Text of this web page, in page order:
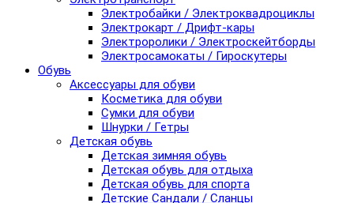
Электробайки / Электроквадроциклы
Электрокарт / Дрифт-кары
Электроролики / Электроскейтборды
Электросамокаты / Гироскутеры
Обувь
Аксессуары для обуви
Косметика для обуви
Сумки для обуви
Шнурки / Гетры
Детская обувь
Детская зимняя обувь
Детская обувь для отдыха
Детская обувь для спорта
Детские Сандали / Сланцы